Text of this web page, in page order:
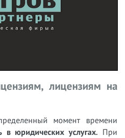
лицензиям на
момент времени
в юридических услугах. При